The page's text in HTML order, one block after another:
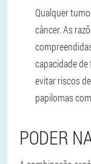
Qualquer
câncer. As
capacidade
evitar riscos
papilomas
PODER